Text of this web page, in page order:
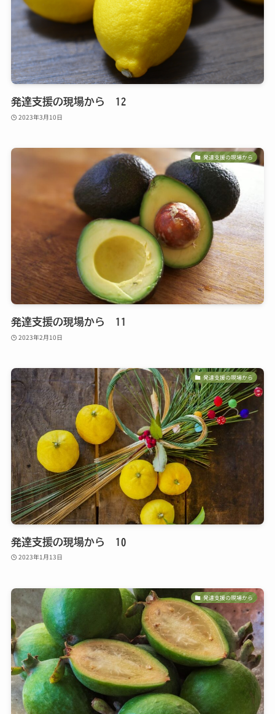
発達支援の現場から 12
2023年3月10日
発達支援の現場から
発達支援の現場から 11
2023年2月10日
発達支援の現場から
発達支援の現場から 10
2023年1月13日
発達支援の現場から